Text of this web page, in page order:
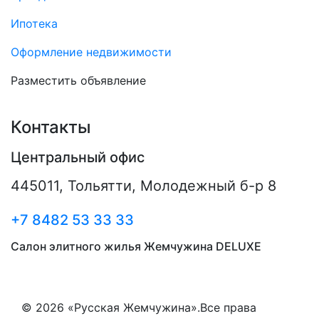
Ипотека
Оформление недвижимости
Разместить объявление
Контакты
Центральный офис
445011, Тольятти, Молодежный б-р 8
+7 8482 53 33 33
Салон элитного жилья Жемчужина DELUXE
© 2026 «Русская Жемчужина».Все права